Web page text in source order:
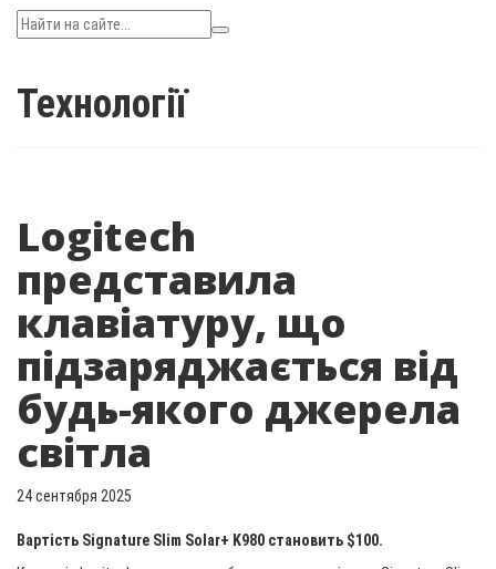
Технології
Logitech
представила
клавіатуру, що
підзаряджається від
будь-якого джерела
світла
24 сентября 2025
Вартість Signature Slim Solar+ K980 становить $100.